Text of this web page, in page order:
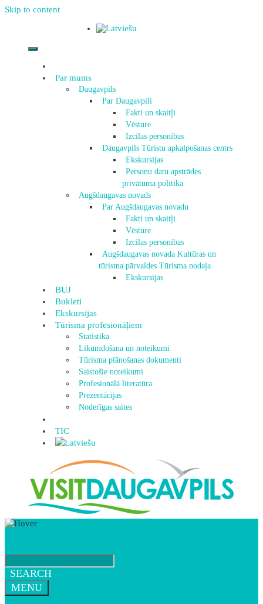
Skip to content
Par mums
Daugavpils
Par Daugavpili
Fakti un skaitļi
Vēsture
Izcilas personības
Daugavpils Tūristu apkalpošanas centrs
Ekskursijas
Personu datu apstrādes
privātuma politika
Augšdaugavas novads
Par Augšdaugavas novadu
Fakti un skaitļi
Vēsture
Izcilas personības
Augšdaugavas novada Kultūras un
tūrisma pārvaldes Tūrisma nodaļa
Ekskursijas
BUJ
Bukleti
Ekskursijas
Tūrisma profesionāļiem
Statistika
Likumdošana un noteikumi
Tūrisma plānošanas dokumenti
Saistošie noteikumi
Profesionālā literatūra
Prezentācijas
Noderīgas saites
TIC
SEARCH
MENU